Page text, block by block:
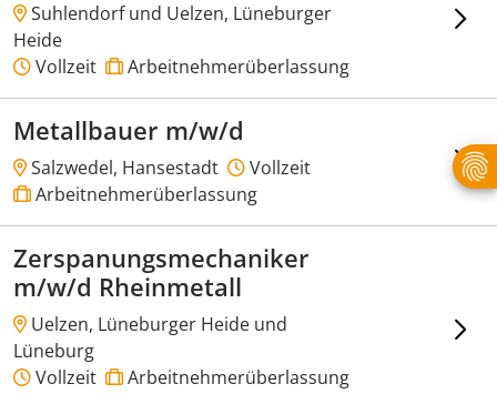
Suhlendorf und Uelzen, Lüneburger
Heide
Vollzeit
Arbeitnehmerüberlassung
Metallbauer m/w/d
Salzwedel, Hansestadt
Vollzeit
Arbeitnehmerüberlassung
Zerspanungsmechaniker
m/w/d Rheinmetall
Uelzen, Lüneburger Heide und
Lüneburg
Vollzeit
Arbeitnehmerüberlassung